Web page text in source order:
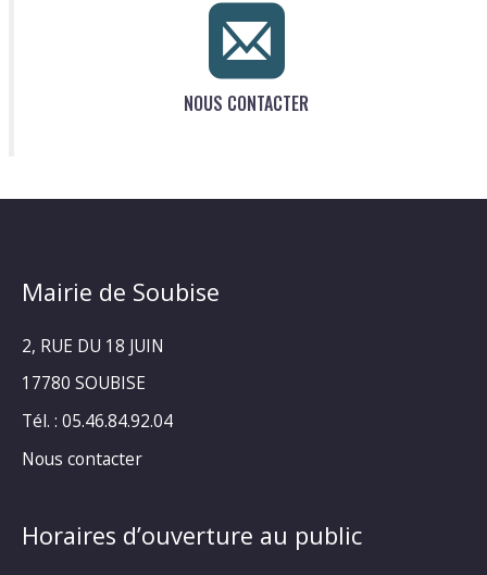
NOUS CONTACTER
Mairie de Soubise
2, RUE DU 18 JUIN
17780 SOUBISE
Tél. : 05.46.84.92.04
Nous contacter
Horaires d’ouverture au public